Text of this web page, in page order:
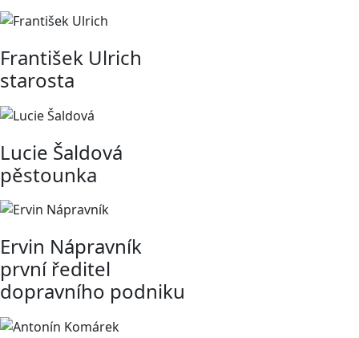
František Ulrich
starosta
Lucie Šaldová
pěstounka
Ervin Nápravník
první ředitel
dopravního podniku